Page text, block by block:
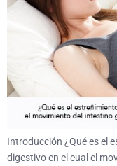
Introducción ¿Qué es el
digestivo en el cual el